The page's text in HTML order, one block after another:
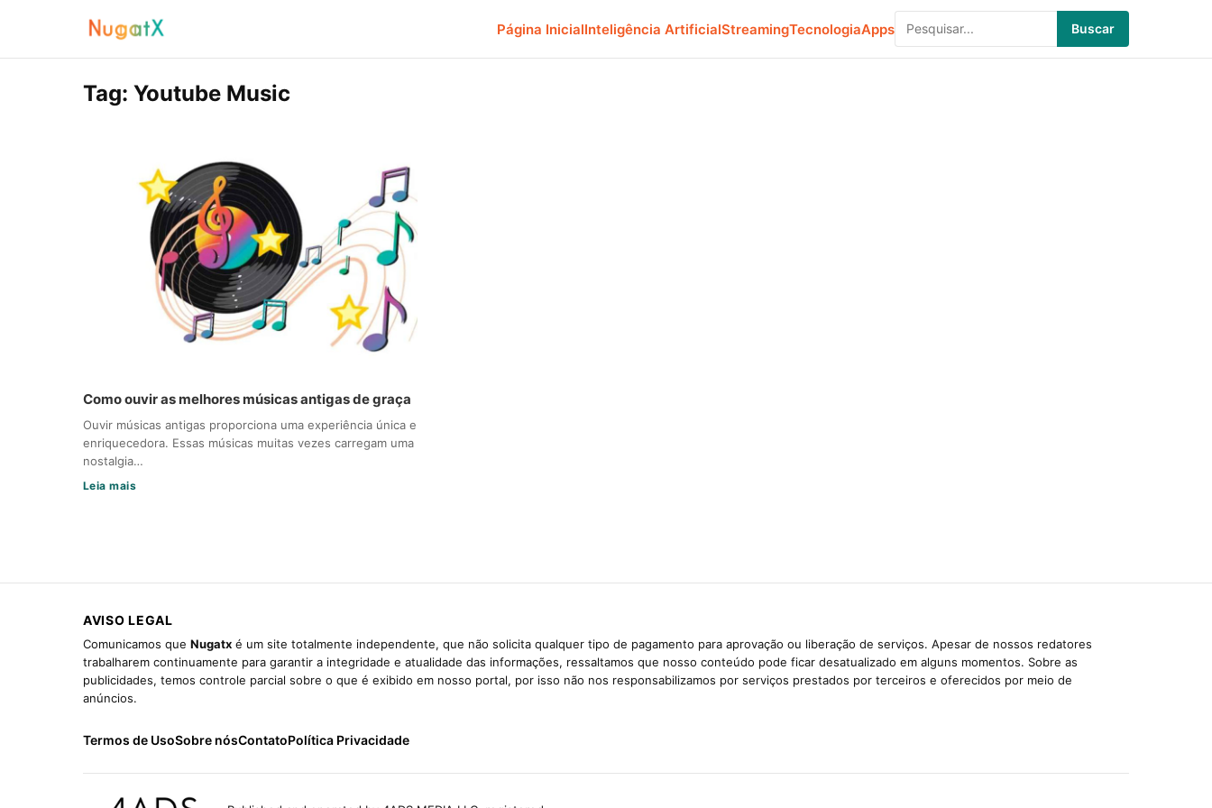
Página InicialInteligência ArtificialStreamingTecnologiaApps Buscar
Tag: Youtube Music
Como ouvir as melhores músicas antigas de graça
Ouvir músicas antigas proporciona uma experiência única e
enriquecedora. Essas músicas muitas vezes carregam uma
nostalgia…
Leia mais
AVISO LEGAL
Comunicamos que Nugatx é um site totalmente independente, que não solicita qualquer tipo de pagamento para aprovação ou liberação de serviços. Apesar de nossos redatores
trabalharem continuamente para garantir a integridade e atualidade das informações, ressaltamos que nosso conteúdo pode ficar desatualizado em alguns momentos. Sobre as
publicidades, temos controle parcial sobre o que é exibido em nosso portal, por isso não nos responsabilizamos por serviços prestados por terceiros e oferecidos por meio de
anúncios.
Termos de UsoSobre nósContatoPolítica Privacidade